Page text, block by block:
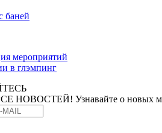
баней
мероприятий
в глэмпинг
НОВОСТЕЙ! Узнавайте о новых